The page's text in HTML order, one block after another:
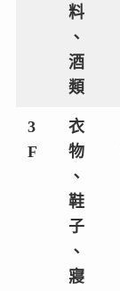
料
、
酒
類
3
F
衣
物
、
鞋
子
、
寢